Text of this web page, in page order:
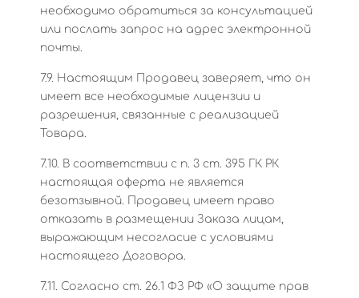
необходимо обратиться за консультацией
или послать запрос на адрес электронной
почты.
7.9. Настоящим Продавец заверяет, что он
имеет все необходимые лицензии и
разрешения, связанные с реализацией
Товара.
7.10. В соответствии с п. 3 ст. 395 ГК РК
настоящая оферта не является
безотзывной. Продавец имеет право
отказать в размещении Заказа лицам,
выражающим несогласие с условиями
настоящего Договора.
7.11. Согласно ст. 26.1 ФЗ РФ «О защите прав